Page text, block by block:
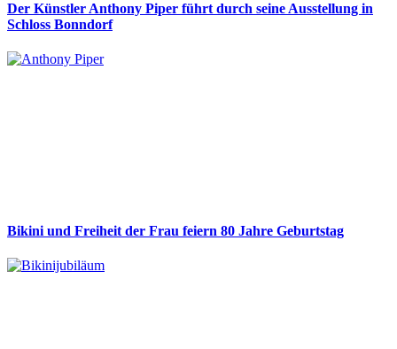
Der Künstler Anthony Piper führt durch seine Ausstellung in
Schloss Bonndorf
Bikini und Freiheit der Frau feiern 80 Jahre Geburtstag